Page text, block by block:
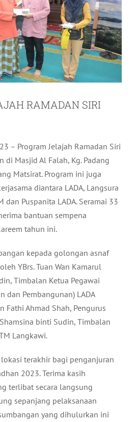
RAMADAN SIRI
– Program Jelajah Ramadan Siri
Masjid Al Falah, Kg. Padang
Matsirat. Program ini juga
diantara LADA, Langsura
dan Puspanita LADA. Seramai 33
bantuan sempena
tahun ini.
kepada golongan asnaf
YBrs. Tuan Wan Kamarul
Timbalan Ketua Pegawai
dan Pembangunan) LADA
Fathi Ahmad Shah, Pengurus
binti Sudin, Timbalan
Langkawi.
terakhir bagi penganjuran
2023. Terima kasih
terlibat secara langsung
sepanjang pelaksanaan
yang dihulurkan ini